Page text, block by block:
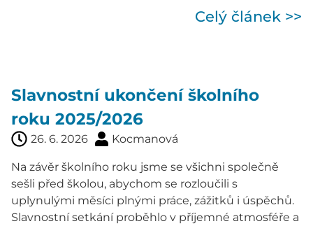
Celý článek >>
Slavnostní ukončení školního
roku 2025/2026
26. 6. 2026 Kocmanová
Na závěr školního roku jsme se všichni společně
sešli před školou, abychom se rozloučili s
uplynulými měsíci plnými práce, zážitků i úspěchů.
Slavnostní setkání proběhlo v příjemné atmosféře a